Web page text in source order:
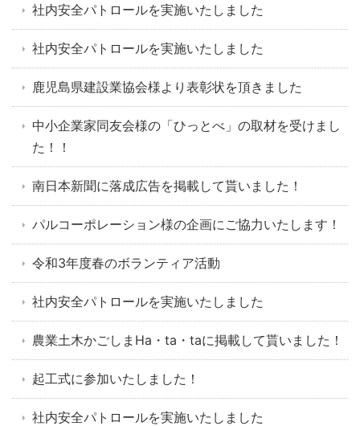
社内安全パトロールを実施いたしました
社内安全パトロールを実施いたしました
鹿児島県建設業協会様より表彰状を頂きました
中小企業家同友会様の「ひっとべ」の取材を受けまし
た！！
南日本新聞に落成広告を掲載して貰いました！
パルコーポレーション様の企画にご協力いたします！
令和3年度春のボランティア活動
社内安全パトロールを実施いたしました
農業土木かごしまHa・ta・taに掲載して貰いました！
起工式に参加いたしました！
社内安全パトロールを実施いたしました